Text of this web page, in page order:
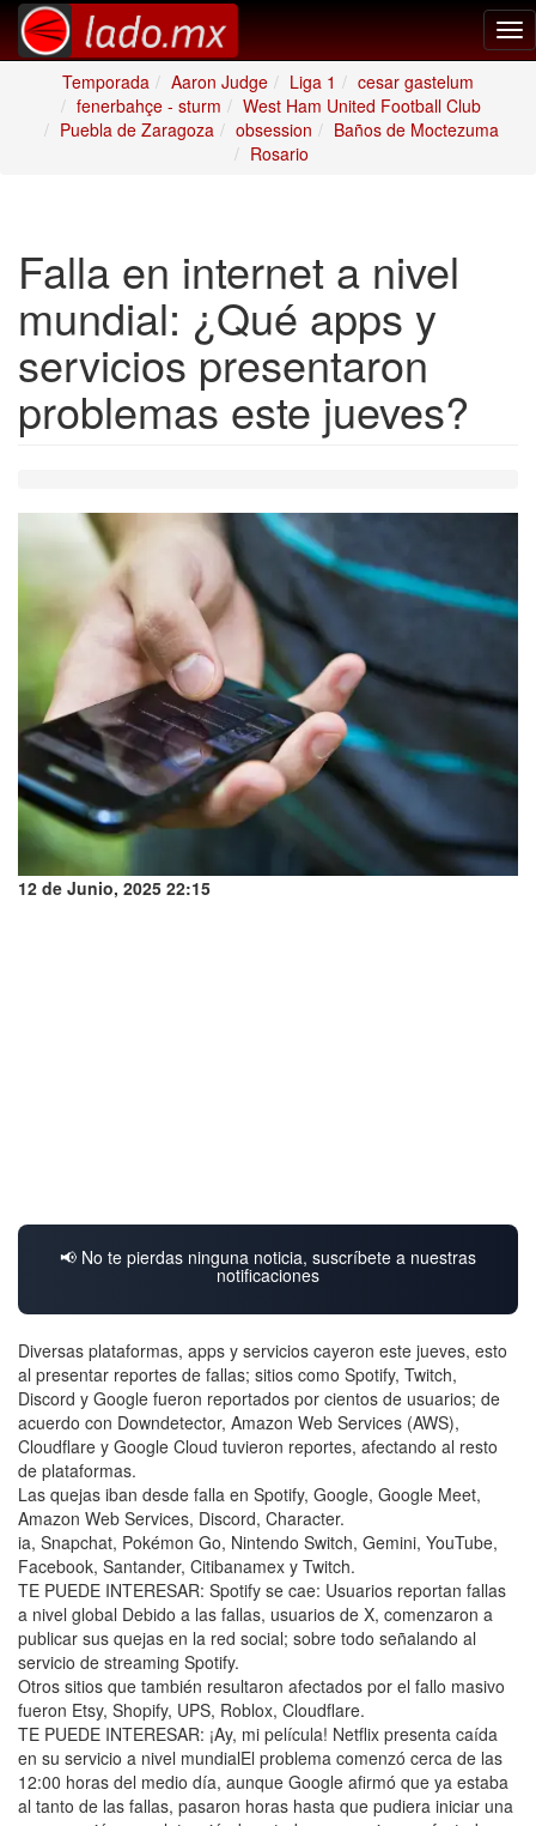
Temporada
Aaron Judge Liga 1
cesar gastelum
fenerbahçe - sturm
West Ham United Football Club
Puebla de Zaragoza
obsession
Baños de Moctezuma
Rosario
Falla en internet a nivel
mundial: ¿Qué apps y
servicios presentaron
problemas este jueves?
12 de Junio, 2025 22:15
📢 No te pierdas ninguna noticia, suscríbete a nuestras
notificaciones
Diversas plataformas, apps y servicios cayeron este jueves, esto
al presentar reportes de fallas; sitios como Spotify, Twitch,
Discord y Google fueron reportados por cientos de usuarios; de
acuerdo con Downdetector, Amazon Web Services (AWS),
Cloudflare y Google Cloud tuvieron reportes, afectando al resto
de plataformas.
Las quejas iban desde falla en Spotify, Google, Google Meet,
Amazon Web Services, Discord, Character.
ia, Snapchat, Pokémon Go, Nintendo Switch, Gemini, YouTube,
Facebook, Santander, Citibanamex y Twitch.
TE PUEDE INTERESAR: Spotify se cae: Usuarios reportan fallas
a nivel global Debido a las fallas, usuarios de X, comenzaron a
publicar sus quejas en la red social; sobre todo señalando al
servicio de streaming Spotify.
Otros sitios que también resultaron afectados por el fallo masivo
fueron Etsy, Shopify, UPS, Roblox, Cloudflare.
TE PUEDE INTERESAR: ¡Ay, mi película! Netflix presenta caída
en su servicio a nivel mundialEl problema comenzó cerca de las
12:00 horas del medio día, aunque Google afirmó que ya estaba
al tanto de las fallas, pasaron horas hasta que pudiera iniciar una